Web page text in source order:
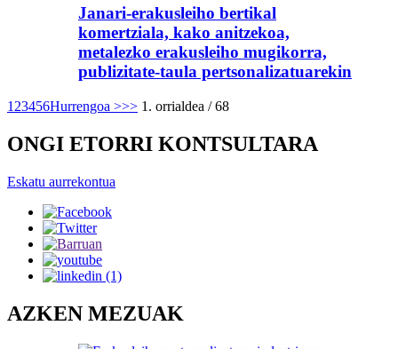
Janari-erakusleiho bertikal
komertziala, kako anitzekoa,
metalezko erakusleiho mugikorra,
publizitate-taula pertsonalizatuarekin
1 23456Hurrengoa >>> 1. orrialdea / 68
ONGI ETORRI KONTSULTARA
Eskatu aurrekontua
AZKEN MEZUAK